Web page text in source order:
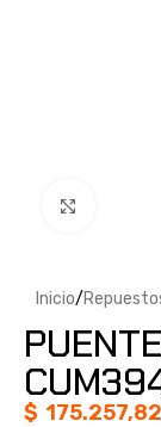
Inicio
$ 175.257,82